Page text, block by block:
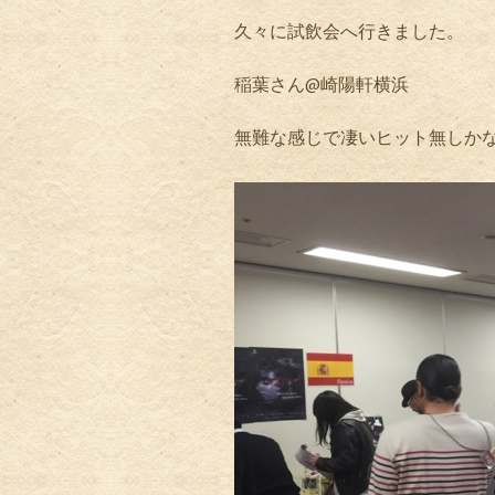
久々に試飲会へ行きました。
稲葉さん@崎陽軒横浜
無難な感じで凄いヒット無しか